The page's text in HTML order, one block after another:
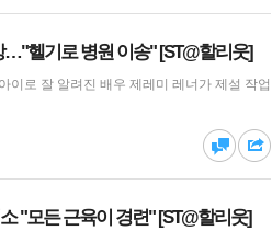
댓글 공유
댓글 공유
…"헬기로 병원 이송" [ST@할리웃]
이로 잘 알려진 배우 제레미 레너가 제설 작업
"모든 근육이 경련" [ST@할리웃]